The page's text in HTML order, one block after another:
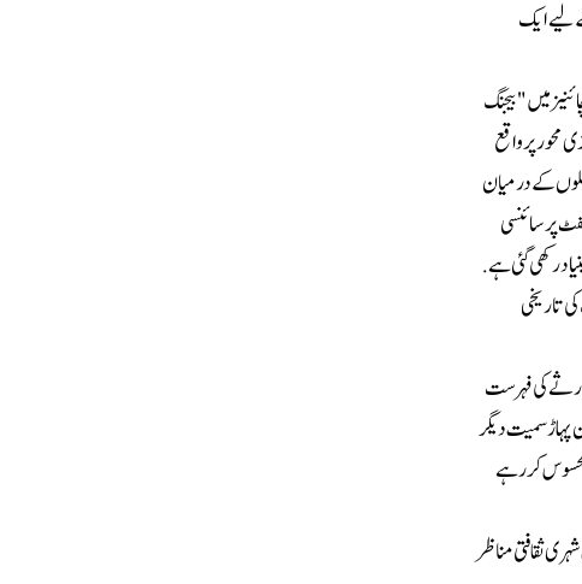
لیے ایک
میں "بیجنگ
پر واقع
کے درمیان
پر سائنسی
رکھی گئی ہے.
تاریخی
ورثے کی فہرست
شان پہاڑ سمیت دیگر
محسوس کر رہے
پر مشتمل شہری ثقافتی مناظر